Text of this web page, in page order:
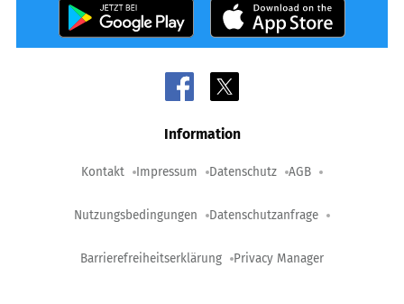
Information
Kontakt Impressum Datenschutz AGB
Nutzungsbedingungen Datenschutzanfrage
Barrierefreiheitserklärung Privacy Manager